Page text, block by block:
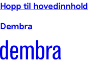
Hopp til hovedinnhold
Dembra